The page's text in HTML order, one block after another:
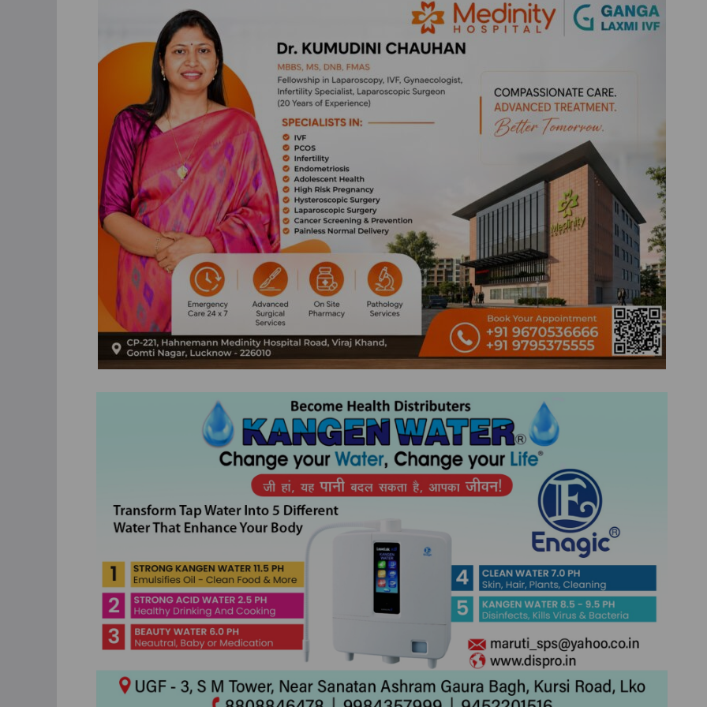
TOP NEWS उत्तर प्रदेश राज्य लखनऊ
लखनऊ: यूपी फार्मेसी कॉलेज एवं
फार्मा इंडस्ट्रीज वेलफेयर
एसोसिएशन की आम सभा संपन्न,
PCI अध्यक्ष डॉ. मंतु पटेल ने
वर्चुअल संबोधन में दिए अहम सुझाव
July 30, 2026 TLT Desk
TOP NEWS उत्तर प्रदेश लखनऊ
किरण फाउंडेशन के “एक पौधा माँ के
नाम” अभियान के तहत पौधारोपण
एवं शिक्षण सामग्री वितरण सम्पन्न
July 31, 2026 TLT Desk